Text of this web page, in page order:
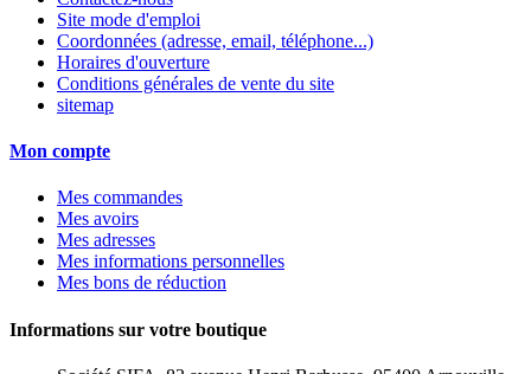
Site mode d'emploi
Coordonnées (adresse, email, téléphone...)
Horaires d'ouverture
Conditions générales de vente du site
sitemap
Mon compte
Mes commandes
Mes avoirs
Mes adresses
Mes informations personnelles
Mes bons de réduction
Informations sur votre boutique